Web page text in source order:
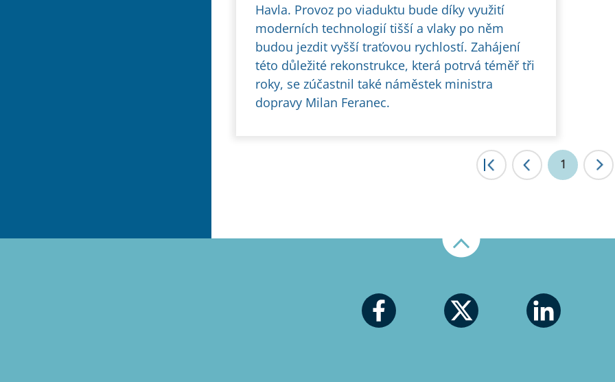
Havla. Provoz po viaduktu bude díky využití
moderních technologií tišší a vlaky po něm
budou jezdit vyšší traťovou rychlostí. Zahájení
této důležité rekonstrukce, která potrvá téměř tři
roky, se zúčastnil také náměstek ministra
dopravy Milan Feranec.
|< 1